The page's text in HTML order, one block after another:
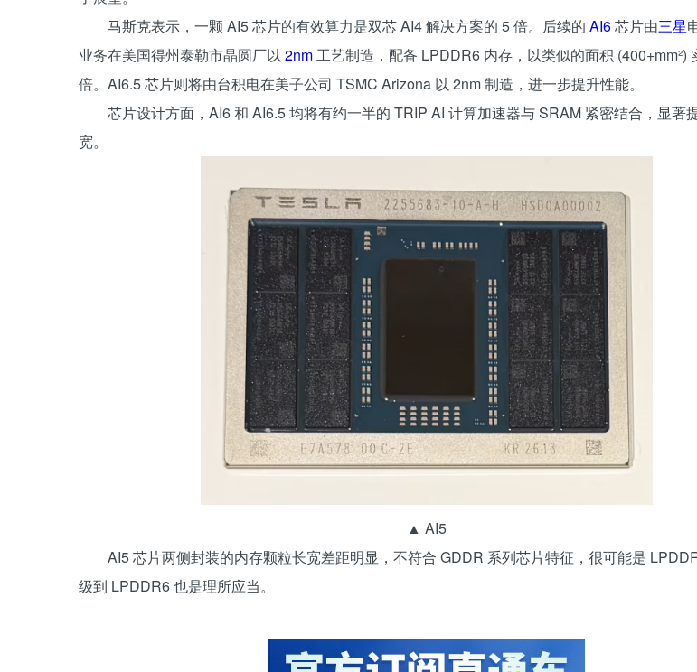
马斯克表示，一颗 AI5 芯片的有效算力是双芯 AI4 解决方案的 5 倍。后续的 AI6芯片由三星
业务在美国得州泰勒市晶圆厂以 2nm工艺制造，配备 LPDDR6 内存，以类似的面积 (400+mm²)
倍。AI6.5 芯片则将由台积电在美子公司 TSMC Arizona 以 2nm 制造，进一步提升性能。
芯片设计方面，AI6 和 AI6.5 均将有约一半的 TRIP AI 计算加速器与 SRAM 紧密结合，显著
宽。
▲ AI5
AI5 芯片两侧封装的内存颗粒长宽差距明显，不符合 GDDR 系列芯片特征，很可能是
级到 LPDDR6 也是理所应当。